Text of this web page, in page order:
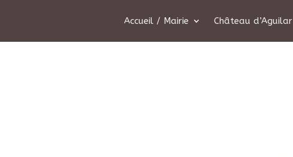
Accueil / Mairie Château d’Aguilar